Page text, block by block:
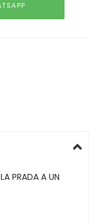
PRADA A UN